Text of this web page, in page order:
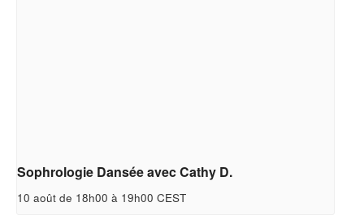
Sophrologie Dansée avec Cathy D.
10 août de 18h00 à 19h00 CEST